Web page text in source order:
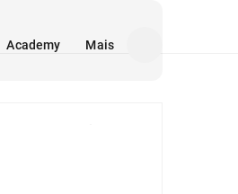
Academy Mais